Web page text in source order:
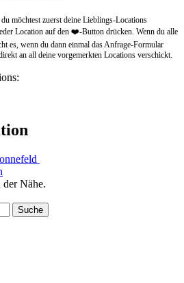
möchtest zuerst deine Lieblings-Locations
Location auf den ❤️-Button drücken. Wenn du alle
es, wenn du dann einmal das Anfrage-Formular
an all deine vorgemerkten Locations verschickt.
Nähe.